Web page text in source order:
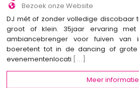
Bezoek onze Website
DJ mét of zonder volledige discobaar
groot of klein. 35jaar ervaring met
ambiancebrenger voor fuiven
boeretent tot in de dancing of
evenementenlocati
[...]
Meer informatie